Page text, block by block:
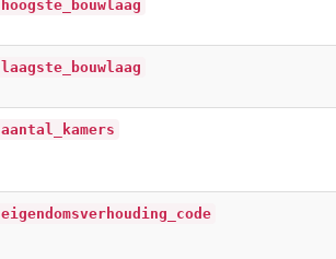
hoogste_bouwlaag
laagste_bouwlaag
aantal_kamers
eigendomsverhouding_code